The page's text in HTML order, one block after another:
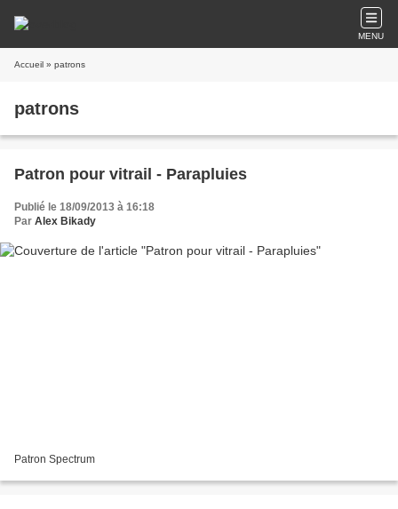
MENU
Accueil » patrons
patrons
Patron pour vitrail - Parapluies
Publié le 18/09/2013 à 16:18
Par Alex Bikady
Patron Spectrum